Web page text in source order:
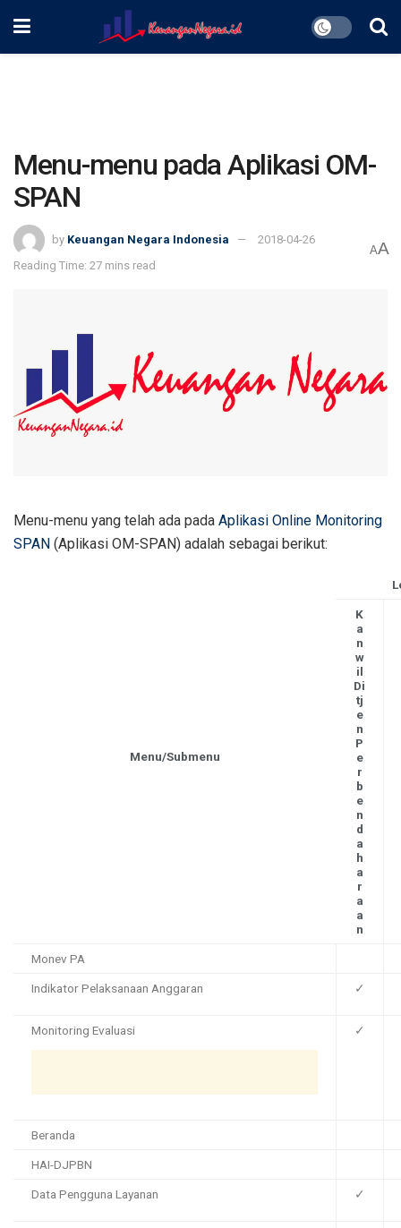
Menu-menu pada Aplikasi OM-
SPAN
by Keuangan Negara Indonesia
2018-04-26
Reading Time: 27 mins read
AA
Menu-menu yang telah ada pada Aplikasi Online Monitoring
SPAN (Aplikasi OM-SPAN) adalah sebagai berikut:
Menu/Submenu
K
a
n
w
il
Di
tj
e
n
P
e
r
b
e
n
d
a
h
a
r
a
a
n
Monev PA
Indikator Pelaksanaan Anggaran ✓
Monitoring Evaluasi ✓
Beranda
HAI-DJPBN
Data Pengguna Layanan ✓